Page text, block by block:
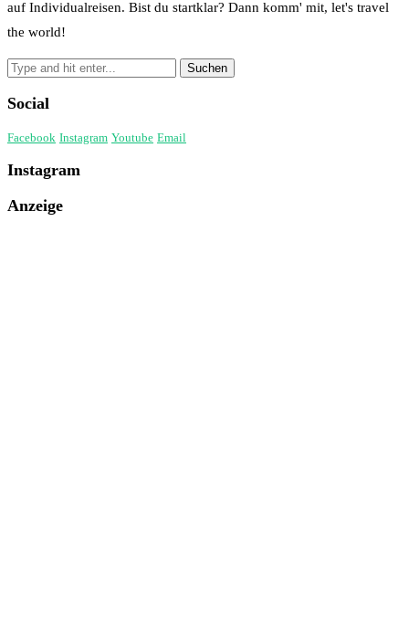
auf Individualreisen. Bist du startklar? Dann komm' mit, let's travel
the world!
Social
Facebook Instagram Youtube Email
Instagram
Anzeige